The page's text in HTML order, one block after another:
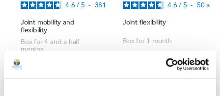
4.6 / 5 - 381
Joint mobility and
flexibility
Box for 4 and a half
months
€54.00
4.6 / 5 - 50avis
Joint flexibility
Box for 1 month